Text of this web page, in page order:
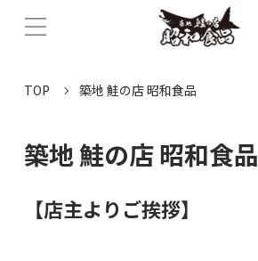
TOP 築地 鮭の店 昭和食品
築地 鮭の店 昭和食品
【店主よりご挨拶】